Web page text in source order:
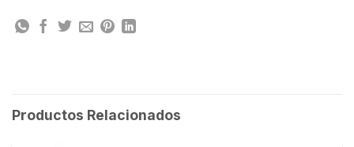
Productos Relacionados